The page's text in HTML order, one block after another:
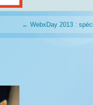
← WebxDay 2013 :